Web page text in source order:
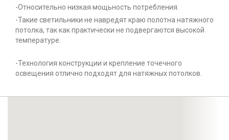
-Относительно низкая мощьность потребления.
-Такие светильники не навредят краю полотна натяжного
потолка, так как практически не подвергаются высокой
температуре.
-Технология конструкции и крепление точечного
освещения отлично подходят для натяжных потолков.